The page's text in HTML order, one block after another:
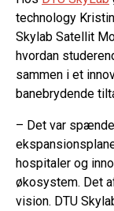
technology
Skylab Satellit
hvordan
sammen i et
banebrydende
– Det var
hospitaler og
økosystem. Det
vision. DTU